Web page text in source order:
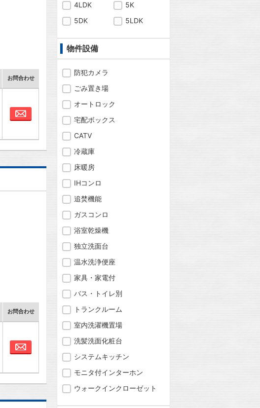
お問合わせ
お問合わせ
お問合わせ
お問合わせ
4LDK
5K
5DK
5LDK
物件設備
防犯カメラ
ごみ置き場
オートロック
宅配ボックス
CATV
冷蔵庫
床暖房
IHコンロ
追焚機能
ガスコンロ
浴室乾燥機
独立洗面台
温水洗浄便座
家具・家電付
バス・トイレ別
トランクルーム
室内洗濯機置場
洗髪洗面化粧台
システムキッチン
モニタ付インターホン
ウォークインクローゼット